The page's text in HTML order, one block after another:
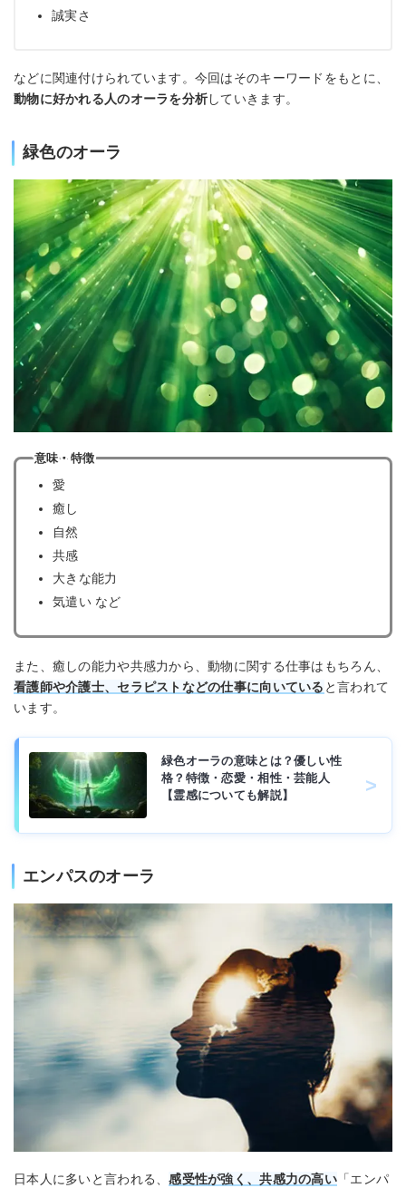
誠実さ
などに関連付けられています。今回はそのキーワードをもとに、
動物に好かれる人のオーラを分析していきます。
緑色のオーラ
意味・特徴
愛
癒し
自然
共感
大きな能力
気遣い など
また、癒しの能力や共感力から、動物に関する仕事はもちろん、
看護師や介護士、セラピストなどの仕事に向いている と言われて
います。
緑色オーラの意味とは？優しい性
格？特徴・恋愛・相性・芸能人
【霊感についても解説】
エンパスのオーラ
日本人に多いと言われる、感受性が強く、共感力の高い 「エンパ